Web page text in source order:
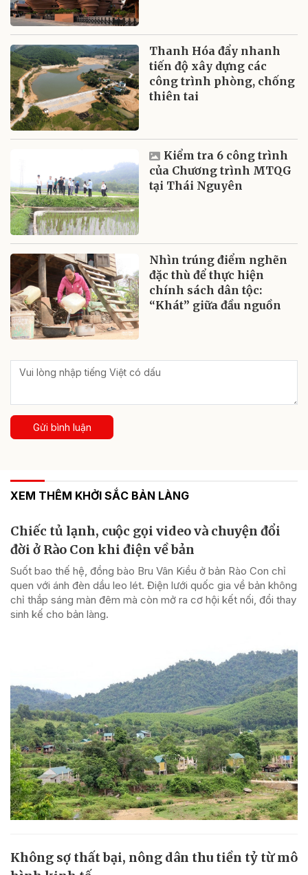
Thanh Hóa đẩy nhanh
tiến độ xây dựng các
công trình phòng, chống
thiên tai
Kiểm tra 6 công trình
của Chương trình MTQG
tại Thái Nguyên
Nhìn trúng điểm nghẽn
đặc thù để thực hiện
chính sách dân tộc:
“Khát” giữa đầu nguồn
Gửi bình luận
XEM THÊM KHỞI SẮC BẢN LÀNG
Chiếc tủ lạnh, cuộc gọi video và chuyện đổi
đời ở Rào Con khi điện về bản
Suốt bao thế hệ, đồng bào Bru Vân Kiều ở bản Rào Con chỉ
quen với ánh đèn dầu leo lét. Điện lưới quốc gia về bản không
chỉ thắp sáng màn đêm mà còn mở ra cơ hội kết nối, đổi thay
sinh kế cho bản làng.
Không sợ thất bại, nông dân thu tiền tỷ từ mô